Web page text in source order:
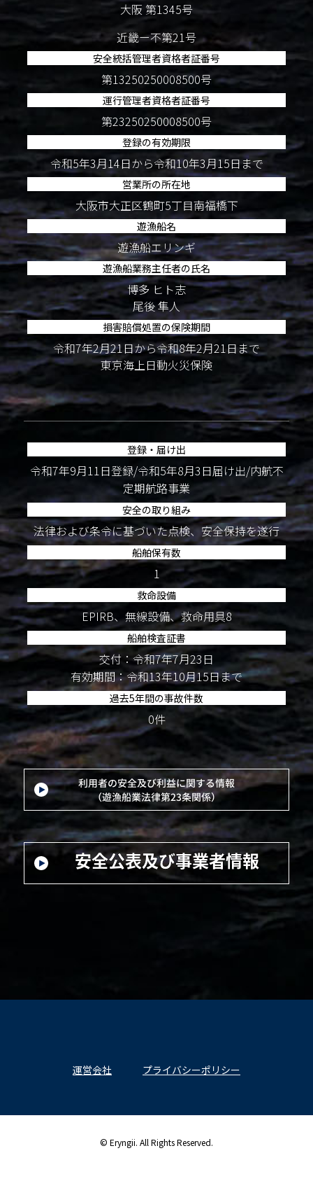
大阪 第1345号
近畿ー不第21号
安全統括管理者資格者証番号
第13250250008500号
運行管理者資格者証番号
第23250250008500号
登録の有効期限
令和5年3月14日から令和10年3月15日まで
営業所の所在地
大阪市大正区鶴町5丁目南福橋下
遊漁船名
遊漁船エリンギ
遊漁船業務主任者の氏名
博多 ヒト志
尾後 隼人
損害賠償処置の保険期間
令和7年2月21日から令和8年2月21日まで
東京海上日動火災保険
登録・届け出
令和7年9月11日登録/令和5年8月3日届け出/内航不
定期航路事業
安全の取り組み
法律および条令に基づいた点検、安全保持を遂行
船舶保有数
1
救命設備
EPIRB、無線設備、救命用具8
船舶検査証書
交付：令和7年7月23日
有効期間：令和13年10月15日まで
過去5年間の事故件数
0件
運営会社 プライバシーポリシー
© Eryngii. All Rights Reserved.